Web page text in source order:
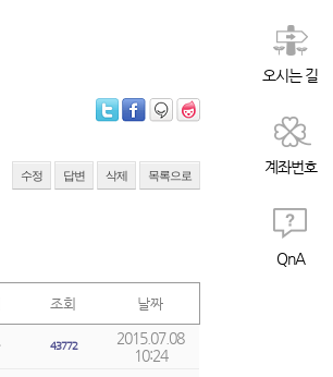
수정 답변 삭제 목록으로
조회 날짜
43772
2015.07.08
10:24
오시는 길
계좌번호
QnA